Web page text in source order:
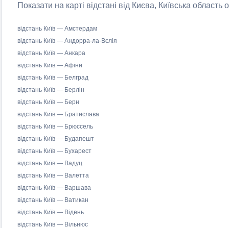
Показати на карті відстані від Києва, Київська
відстань Київ — Амстердам
відстань Київ — Андорра-ла-Вєлія
відстань Київ — Анкара
відстань Київ — Афіни
відстань Київ — Белград
відстань Київ — Берлін
відстань Київ — Берн
відстань Київ — Братислава
відстань Київ — Брюссель
відстань Київ — Будапешт
відстань Київ — Бухарест
відстань Київ — Вадуц
відстань Київ — Валетта
відстань Київ — Варшава
відстань Київ — Ватикан
відстань Київ — Відень
відстань Київ — Вільнюс